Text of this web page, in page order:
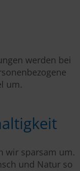
werden bei
um.
wir sparsam um.
und Natur so